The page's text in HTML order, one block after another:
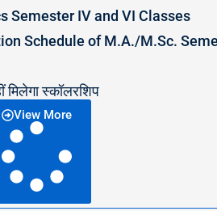
Semester IV and VI Classes
Schedule of M.A./M.Sc.
स्कॉलरशिप
View More